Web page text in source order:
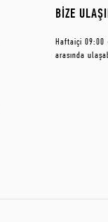
BİZE
Haftaiçi
arasında